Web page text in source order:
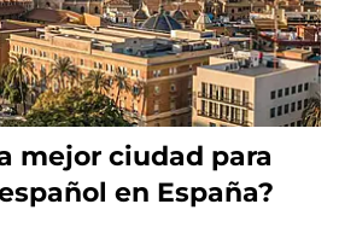
mejor ciudad para
en España?